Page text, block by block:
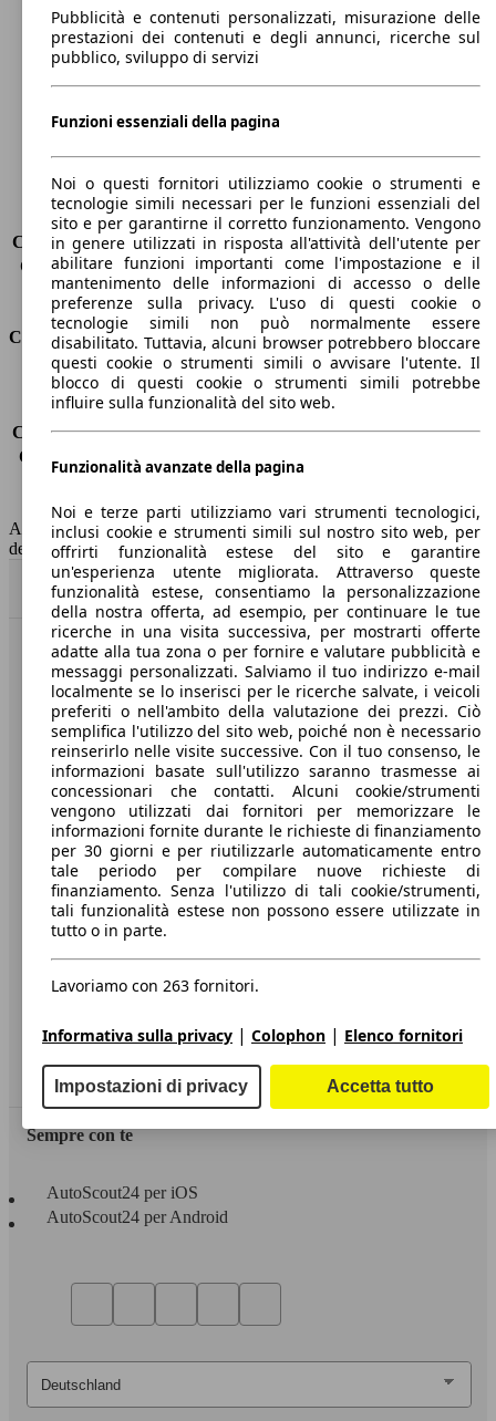
Lunghezza
4410 mm
Altezza
1650 mm
Larghezza
Peso massimo
2116 kg
Sedili
5
Carico sul tetto
-
Capacità di traino (senza freni) -
Capacità di traino (con freni)
1850 kg
Volume del bagagliaio
572 - 2618 l
Consumi
Emissioni di CO2*
94 g/km (komb.)
Consumo (urbano)
4.0 l/100km
Consumo (extra-urbano) 3.4 l/100km
Consumo (combinato)*
3.6 l/100km
Capacità del serbatoio
52 l
AutoScout24 non si assume alcuna responsabilità per la correttezza
dei dati.
Torna su
Benvenuti su AutoScout24, il mercato auto europeo.
Società
A proposito di AutoScout24
Stampa
Media
Condizioni generali
Informazioni
Privacy
Dichiarazione di Accessibilità
Servizi
Area rivenditori
Sempre con te
AutoScout24 per iOS
AutoScout24 per Android
Pubblicità e contenuti personalizzati, misurazione delle
prestazioni dei contenuti e degli annunci, ricerche sul
pubblico, sviluppo di servizi
Funzioni essenziali della pagina
Noi o questi fornitori utilizziamo cookie o strumenti e
tecnologie simili necessari per le funzioni essenziali del
sito e per garantirne il corretto funzionamento. Vengono
in genere utilizzati in risposta all'attività dell'utente per
abilitare funzioni importanti come l'impostazione e il
mantenimento delle informazioni di accesso o delle
preferenze sulla privacy. L'uso di questi cookie o
tecnologie simili non può normalmente essere
disabilitato. Tuttavia, alcuni browser potrebbero bloccare
questi cookie o strumenti simili o avvisare l'utente. Il
blocco di questi cookie o strumenti simili potrebbe
influire sulla funzionalità del sito web.
Funzionalità avanzate della pagina
Noi e terze parti utilizziamo vari strumenti tecnologici,
inclusi cookie e strumenti simili sul nostro sito web, per
offrirti funzionalità estese del sito e garantire
un'esperienza utente migliorata. Attraverso queste
funzionalità estese, consentiamo la personalizzazione
della nostra offerta, ad esempio, per continuare le tue
ricerche in una visita successiva, per mostrarti offerte
adatte alla tua zona o per fornire e valutare pubblicità e
messaggi personalizzati. Salviamo il tuo indirizzo e-mail
localmente se lo inserisci per le ricerche salvate, i veicoli
preferiti o nell'ambito della valutazione dei prezzi. Ciò
semplifica l'utilizzo del sito web, poiché non è necessario
reinserirlo nelle visite successive. Con il tuo consenso, le
informazioni basate sull'utilizzo saranno trasmesse ai
concessionari che contatti. Alcuni cookie/strumenti
vengono utilizzati dai fornitori per memorizzare le
informazioni fornite durante le richieste di finanziamento
per 30 giorni e per riutilizzarle automaticamente entro
tale periodo per compilare nuove richieste di
finanziamento. Senza l'utilizzo di tali cookie/strumenti,
tali funzionalità estese non possono essere utilizzate in
tutto o in parte.
Lavoriamo con 263 fornitori.
Informativa sulla privacy | Colophon | Elenco fornitori
Impostazioni di privacy Accetta tutto